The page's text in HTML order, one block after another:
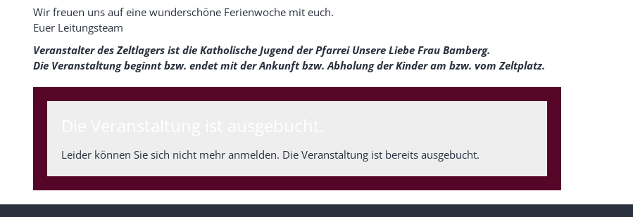
Wir freuen uns auf eine wunderschöne Ferienwoche mit euch.
Euer Leitungsteam
Veranstalter des Zeltlagers ist die Katholische Jugend der Pfarrei Unsere Liebe Frau Bamberg.
Die Veranstaltung beginnt bzw. endet mit der Ankunft bzw. Abholung der Kinder am bzw. vom Zeltplatz.
Leider können Sie sich nicht mehr anmelden. Die Veranstaltung ist bereits ausgebucht.